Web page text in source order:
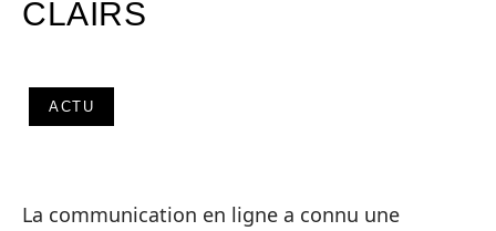
CLAIRS
ACTU
La communication en ligne a connu une